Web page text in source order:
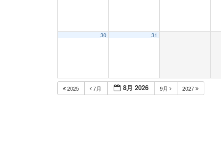
30 31
2025 7月 8月 2026 9月 2027